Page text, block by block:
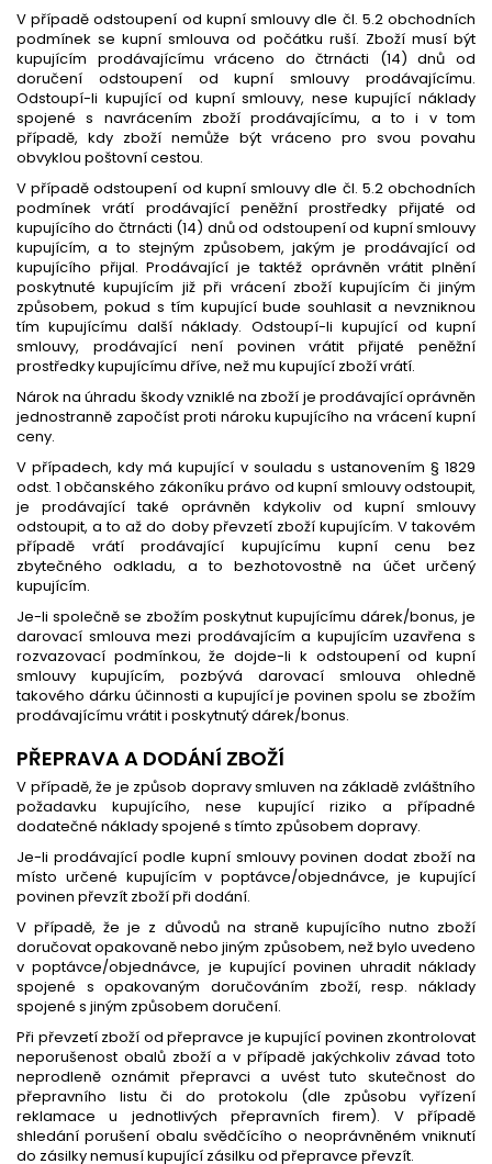
V případě odstoupení od kupní smlouvy dle čl. 5.2 obchodních
podmínek se kupní smlouva od počátku ruší. Zboží musí být
kupujícím prodávajícímu vráceno do čtrnácti (14) dnů od
doručení odstoupení od kupní smlouvy prodávajícímu.
Odstoupí-li kupující od kupní smlouvy, nese kupující náklady
spojené s navrácením zboží prodávajícímu, a to i v tom
případě, kdy zboží nemůže být vráceno pro svou povahu
obvyklou poštovní cestou.
V případě odstoupení od kupní smlouvy dle čl. 5.2 obchodních
podmínek vrátí prodávající peněžní prostředky přijaté od
kupujícího do čtrnácti (14) dnů od odstoupení od kupní smlouvy
kupujícím, a to stejným způsobem, jakým je prodávající od
kupujícího přijal. Prodávající je taktéž oprávněn vrátit plnění
poskytnuté kupujícím již při vrácení zboží kupujícím či jiným
způsobem, pokud s tím kupující bude souhlasit a nevzniknou
tím kupujícímu další náklady. Odstoupí-li kupující od kupní
smlouvy, prodávající není povinen vrátit přijaté peněžní
prostředky kupujícímu dříve, než mu kupující zboží vrátí.
Nárok na úhradu škody vzniklé na zboží je prodávající oprávněn
jednostranně započíst proti nároku kupujícího na vrácení kupní
ceny.
V případech, kdy má kupující v souladu s ustanovením § 1829
odst. 1 občanského zákoníku právo od kupní smlouvy odstoupit,
je prodávající také oprávněn kdykoliv od kupní smlouvy
odstoupit, a to až do doby převzetí zboží kupujícím. V takovém
případě vrátí prodávající kupujícímu kupní cenu bez
zbytečného odkladu, a to bezhotovostně na účet určený
kupujícím.
Je-li společně se zbožím poskytnut kupujícímu dárek/bonus, je
darovací smlouva mezi prodávajícím a kupujícím uzavřena s
rozvazovací podmínkou, že dojde-li k odstoupení od kupní
smlouvy kupujícím, pozbývá darovací smlouva ohledně
takového dárku účinnosti a kupující je povinen spolu se zbožím
prodávajícímu vrátit i poskytnutý dárek/bonus.
PŘEPRAVA A DODÁNÍ ZBOŽÍ
V případě, že je způsob dopravy smluven na základě zvláštního
požadavku kupujícího, nese kupující riziko a případné
dodatečné náklady spojené s tímto způsobem dopravy.
Je-li prodávající podle kupní smlouvy povinen dodat zboží na
místo určené kupujícím v poptávce/objednávce, je kupující
povinen převzít zboží při dodání.
V případě, že je z důvodů na straně kupujícího nutno zboží
doručovat opakovaně nebo jiným způsobem, než bylo uvedeno
v poptávce/objednávce, je kupující povinen uhradit náklady
spojené s opakovaným doručováním zboží, resp. náklady
spojené s jiným způsobem doručení.
Při převzetí zboží od přepravce je kupující povinen zkontrolovat
neporušenost obalů zboží a v případě jakýchkoliv závad toto
neprodleně oznámit přepravci a uvést tuto skutečnost do
přepravního listu či do protokolu (dle způsobu vyřízení
reklamace u jednotlivých přepravních firem). V případě
shledání porušení obalu svědčícího o neoprávněném vniknutí
do zásilky nemusí kupující zásilku od přepravce převzít.